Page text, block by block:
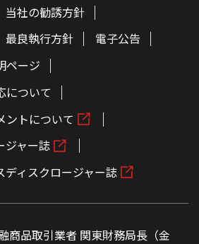
当社の勧誘方針
最良執行方針
電子公告
ページ
について
ントについて
ジャー誌
ィスクロージャー誌
商品取引業者 関東財務局長（金